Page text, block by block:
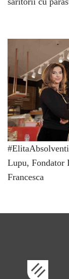
Lupu, Fondator
Francesca